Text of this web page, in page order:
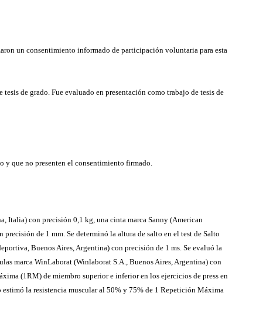
un consentimiento informado de participación voluntaria para esta
de grado. Fue evaluado en presentación como trabajo de tesis de
que no presenten el consentimiento firmado.
Italia) con precisión 0,1 kg, una cinta marca Sanny (American
de 1 mm. Se determinó la altura de salto en el test de Salto
Buenos Aires, Argentina) con precisión de 1 ms. Se evaluó la
marca WinLaborat (Winlaborat S.A., Buenos Aires, Argentina) con
(1RM) de miembro superior e inferior en los ejercicios de press en
la resistencia muscular al 50% y 75% de 1 Repetición Máxima